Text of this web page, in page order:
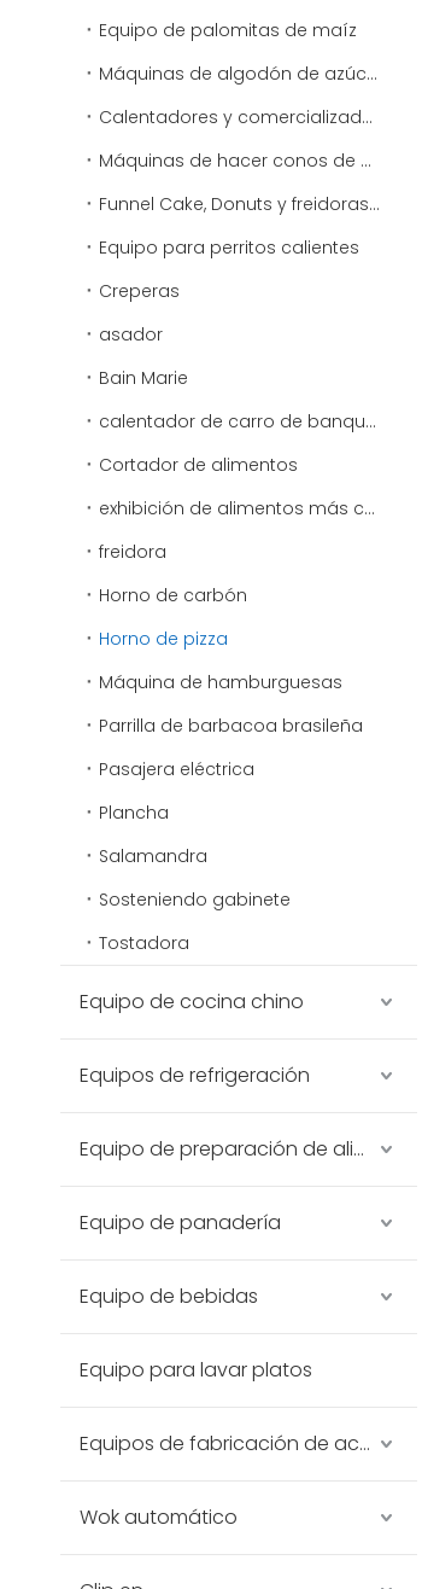
Equipo de palomitas de maíz
Máquinas de algodón de azúcar
Calentadores y comercializadores de virutas
Máquinas de hacer conos de nieve y máquinas de afeitar de hielo comerciales
Funnel Cake, Donuts y freidoras especiales
Equipo para perritos calientes
Creperas
asador
Bain Marie
calentador de carro de banquete
Cortador de alimentos
exhibición de alimentos más cálido
freidora
Horno de carbón
Horno de pizza
Máquina de hamburguesas
Parrilla de barbacoa brasileña
Pasajera eléctrica
Plancha
Salamandra
Sosteniendo gabinete
Tostadora
Equipo de cocina chino
Equipos de refrigeración
Equipo de preparación de alimentos
Equipo de panadería
Equipo de bebidas
Equipo para lavar platos
Equipos de fabricación de acero inoxidable
Wok automático